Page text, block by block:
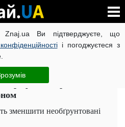
Znaj.ua Ви підтверджуєте, що
і погоджуєтеся з
КОРОНАВІРУС В УКРАЇНІ
ЧИТАТЬ НА РУССКОМ
штрафи для працюючих
зменшити необґрунтовані